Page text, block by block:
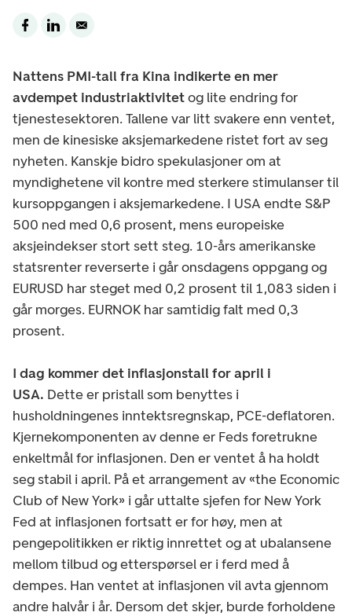
Nattens PMI-tall fra Kina indikerte en mer
avdempet industriaktivitetog lite endring for
tjenestesektoren. Tallene var litt svakere enn ventet,
men de kinesiske aksjemarkedene ristet fort av seg
nyheten. Kanskje bidro spekulasjoner om at
myndighetene vil kontre med sterkere stimulanser til
kursoppgangen i aksjemarkedene. I USA endte S&P
500 ned med 0,6 prosent, mens europeiske
aksjeindekser stort sett steg. 10-års amerikanske
statsrenter reverserte i går onsdagens oppgang og
EURUSD har steget med 0,2 prosent til 1,083 siden i
går morges. EURNOK har samtidig falt med 0,3
prosent.
I dag kommer det inflasjonstall for april i
USA. Dette er pristall som benyttes i
husholdningenes inntektsregnskap, PCE-deflatoren.
Kjernekomponenten av denne er Feds foretrukne
enkeltmål for inflasjonen. Den er ventet å ha holdt
seg stabil i april. På et arrangement av «the Economic
Club of New York» i går uttalte sjefen for New York
Fed at inflasjonen fortsatt er for høy, men at
pengepolitikken er riktig innrettet og at ubalansene
mellom tilbud og etterspørsel er i ferd med å
dempes. Han ventet at inflasjonen vil avta gjennom
andre halvår i år. Dersom det skjer, burde forholdene